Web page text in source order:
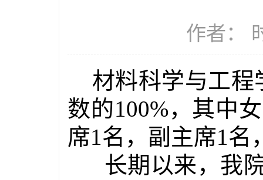
作者：
材料科学与工
数的100%，其中
席1名，副主席1名
长期以来，我